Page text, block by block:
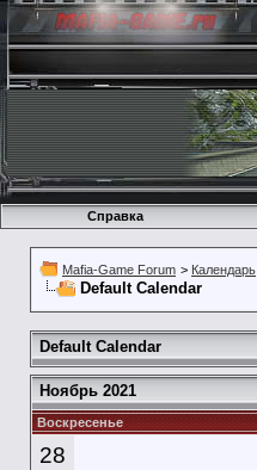
Справка
Mafia-Game Forum > Календарь
Default Calendar
Default Calendar
Ноябрь 2021
Воскресенье
28